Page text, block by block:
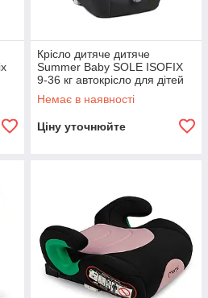
Крісло дитяче дитяче
Summer Baby SOLE ISOFIX
9-36 кг автокрісло для дітей
R_2283
Немає в наявності
Ціну уточнюйте